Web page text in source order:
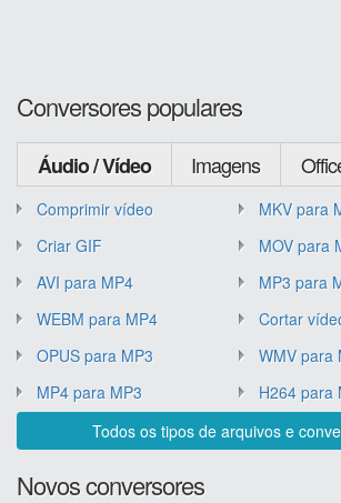
Conversores populares
Áudio / Vídeo Imagens
Comprimir vídeo
MKV para
Criar GIF
MOV para
AVI para MP4
MP3 para
WEBM para MP4
Cortar
OPUS para MP3
WMV para
MP4 para MP3
H264 para
Todos os tipos de arquivos e
Novos conversores